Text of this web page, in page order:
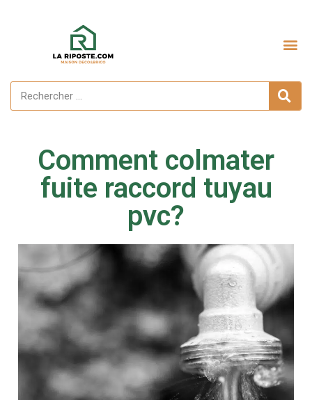
Comment colmater
fuite raccord tuyau
pvc?